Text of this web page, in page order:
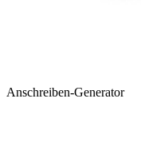
Anschreiben-Generator